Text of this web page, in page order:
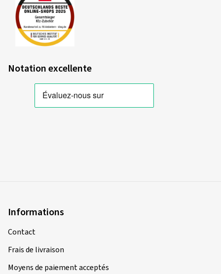
Notation excellente
Informations
Contact
Frais de livraison
Moyens de paiement acceptés